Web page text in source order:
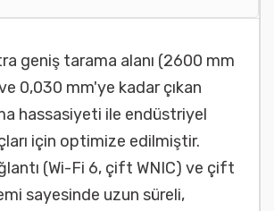
geniş tarama alanı (2600 mm
0,030 mm'ye kadar çıkan
hassasiyeti ile endüstriyel
için optimize edilmiştir.
(Wi-Fi 6, çift WNIC) ve çift
sayesinde uzun süreli,